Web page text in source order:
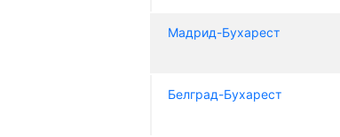
Мадрид-Бухарест
Белград-Бухарест